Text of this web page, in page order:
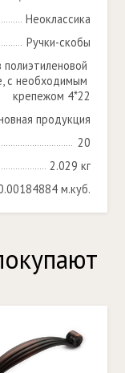
Неоклассика
Ручки-скобы
полиэтиленовой
с необходимым
крепежом 4*22
продукция
20
2.029 кг
м.куб.